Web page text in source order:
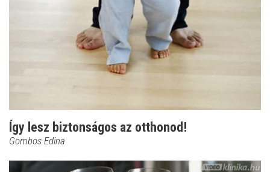
Így lesz biztonságos az otthonod!
Gombos Edina